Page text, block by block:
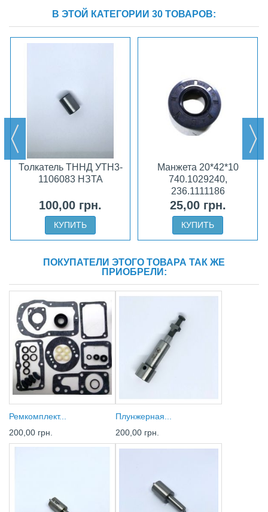
В ЭТОЙ КАТЕГОРИИ 30 ТОВАРОВ:
Толкатель ТННД УТН3-
1106083 НЗТА
100,00 грн.
КУПИТЬ
Манжета 20*42*10
740.1029240,
236.1111186
(кулачкового вала)
25,00 грн.
КУПИТЬ
ПОКУПАТЕЛИ ЭТОГО ТОВАРА ТАК ЖЕ
ПРИОБРЕЛИ:
Ремкомплект...
200,00 грн.
Плунжерная...
200,00 грн.